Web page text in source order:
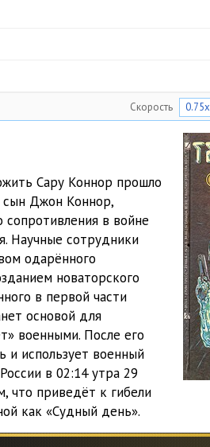
Скорость 0.75x
Сару Коннор прошло
сын Джон Коннор,
в войне
Научные сотрудники
одарённого
новаторского
в первой части
основой для
военными. После его
и использует военный
в 02:14 утра 29
что приведёт к гибели
как «Судный день».